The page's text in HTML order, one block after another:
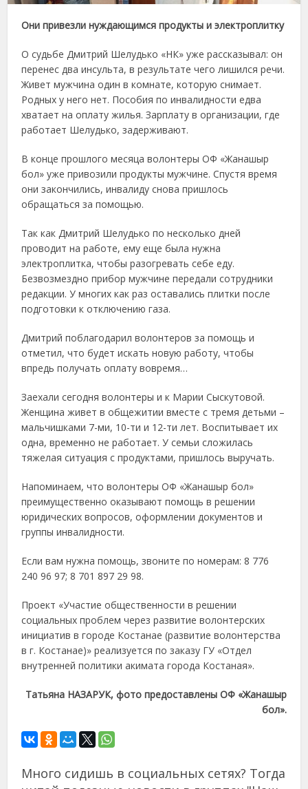
Они привезли нуждающимся продукты и электроплитку
О судьбе Дмитрий Шелудько «НК» уже рассказывал: он
перенес два инсульта, в результате чего лишился речи.
Живет мужчина один в комнате, которую снимает.
Родных у него нет. Пособия по инвалидности едва
хватает на оплату жилья. Зарплату в организации, где
работает Шелудько, задерживают.
В конце прошлого месяца волонтеры ОФ «Жанашыр
бол» уже привозили продукты мужчине. Спустя время
они закончились, инвалиду снова пришлось
обращаться за помощью.
Так как Дмитрий Шелудько по несколько дней
проводит на работе, ему еще была нужна
электроплитка, чтобы разогревать себе еду.
Безвозмездно прибор мужчине передали сотрудники
редакции. У многих как раз оставались плитки после
подготовки к отключению газа.
Дмитрий поблагодарил волонтеров за помощь и
отметил, что будет искать новую работу, чтобы
впредь получать оплату вовремя…
Заехали сегодня волонтеры и к Марии Сыскутовой.
Женщина живет в общежитии вместе с тремя детьми –
мальчишками 7-ми, 10-ти и 12-ти лет. Воспитывает их
одна, временно не работает. У семьи сложилась
тяжелая ситуация с продуктами, пришлось выручать.
Напоминаем, что волонтеры ОФ «Жанашыр бол»
преимущественно оказывают помощь в решении
юридических вопросов, оформлении документов и
группы инвалидности.
Если вам нужна помощь, звоните по номерам: 8 776
240 96 97; 8 701 897 29 98.
Проект «Участие общественности в решении
социальных проблем через развитие волонтерских
инициатив в городе Костанае (развитие волонтерства
в г. Костанае)» реализуется по заказу ГУ «Отдел
внутренней политики акимата города Костаная».
Татьяна НАЗАРУК, фото предоставлены ОФ «Жанашыр
бол».
Много сидишь в социальных сетях? Тогда